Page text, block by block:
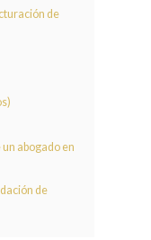
de
abogado en
de